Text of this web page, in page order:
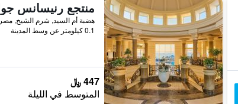
هضبة أم السيد, شرم الشيخ, مصر
0.1 كيلومتر عن وسط المدينة
447 ﷼
المتوسط في الليلة